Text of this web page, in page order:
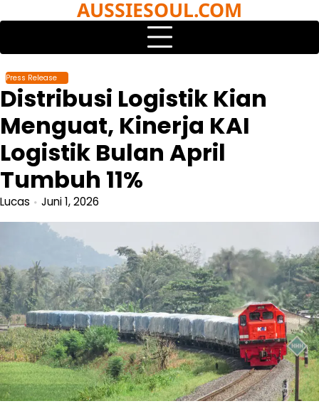
to
AUSSIESOUL.COM
Press Release
Distribusi Logistik Kian
Menguat, Kinerja KAI
Logistik Bulan April
Tumbuh 11%
Lucas Juni 1, 2026